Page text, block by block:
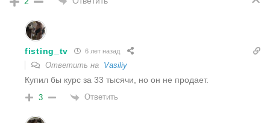
fisting_tv 6 лет назад
Ответить на Vasiliy
Купил бы курс за 33 тысячи, но он не продает.
3 Ответить